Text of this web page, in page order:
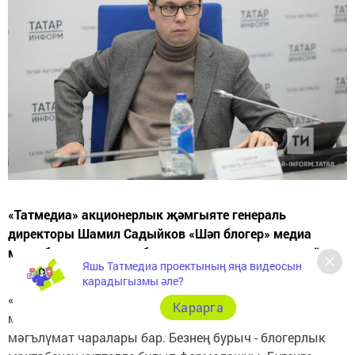
«Татмедиа» акционерлык җәмгыяте генераль
директоры Шамил Садыйков «Шәп блогер» медиа
мәктәбендә күп телле блогерлар үсеп чыгачагын әйтте.
«Без күпмилләтле республикада яшибез. Татар, рус,
мари, чуваш, удмурт телләрендә эшләүче массакүләм
мәгълүмат чаралары бар. Безнең бурыч - блогерлык
Яшь Татмедиа проектының яңа видеосын
карадыгызмы әле?
Карарга